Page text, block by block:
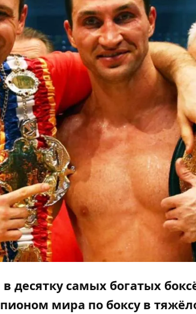
самых богатых
мира по боксу в